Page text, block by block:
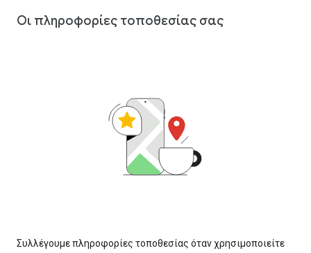
Οι πληροφορίες τοποθεσίας σας
Συλλέγουμε πληροφορίες τοποθεσίας όταν χρησιμοποιείτε